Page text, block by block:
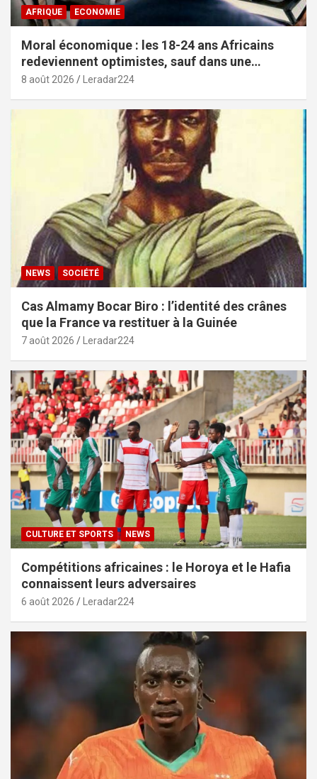
AFRIQUE ECONOMIE
Moral économique : les 18-24 ans Africains
redeviennent optimistes, sauf dans une
poignée de pays (African Youth Survey 2026)
8 août 2026 Leradar224
NEWS SOCIÉTÉ
Cas Almamy Bocar Biro : l’identité des crânes
que la France va restituer à la Guinée
7 août 2026 Leradar224
CULTURE ET SPORTS NEWS
Compétitions africaines : le Horoya et le Hafia
connaissent leurs adversaires
6 août 2026 Leradar224